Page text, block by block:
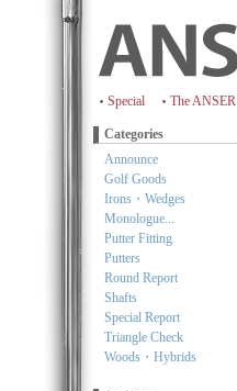
Special The ANSER
Categories
Announce
Golf Goods
Irons・Wedges
Monologue...
Putter Fitting
Putters
Round Report
Shafts
Special Report
Triangle Check
Woods・Hybrids